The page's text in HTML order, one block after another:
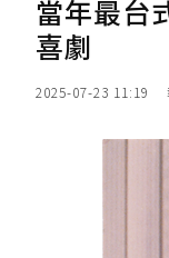
當年最台
喜劇
2025-07-23 11:19